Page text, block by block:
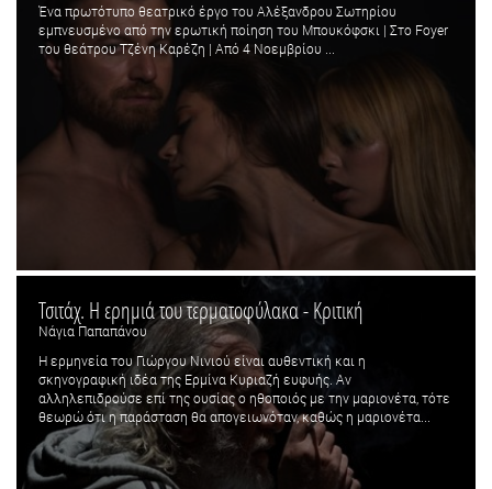
Ένα πρωτότυπο θεατρικό έργο του Αλέξανδρου Σωτηρίου
εμπνευσμένο από την ερωτική ποίηση του Μπουκόφσκι | Στο Foyer
του θεάτρου Τζένη Καρέζη | Από 4 Νοεμβρίου ...
Τσιτάχ. Η ερημιά του τερματοφύλακα - Κριτική
Νάγια Παπαπάνου
Η ερμηνεία του Γιώργου Νινιού είναι αυθεντική και η
σκηνογραφική ιδέα της Ερμίνα Κυριαζή ευφυής. Αν
αλληλεπιδρούσε επί της ουσίας ο ηθοποιός με την μαριονέτα, τότε
θεωρώ ότι η παράσταση θα απογειωνόταν, καθώς η μαριονέτα...